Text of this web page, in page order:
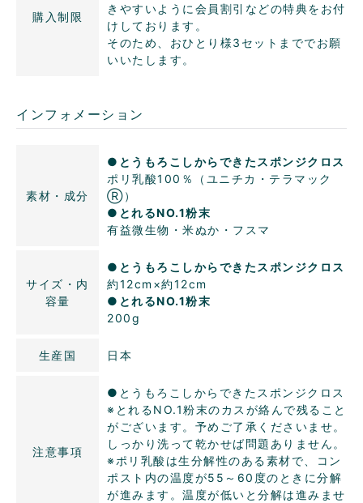
購入制限
きやすいように会員割引などの特典をお付
けしております。
そのため、おひとり様3セットまででお願
いいたします。
インフォメーション
素材・成分
●とうもろこしからできたスポンジクロス
ポリ乳酸100％（ユニチカ・テラマック
Ⓡ）
●とれるNO.1粉末
有益微生物・米ぬか・フスマ
サイズ・内
容量
●とうもろこしからできたスポンジクロス
約12cm×約12cm
●とれるNO.1粉末
200g
生産国 日本
注意事項
●とうもろこしからできたスポンジクロス
※とれるNO.1粉末のカスが絡んで残ること
がございます。予めご了承くださいませ。
しっかり洗って乾かせば問題ありません。
※ポリ乳酸は生分解性のある素材で、コン
ポスト内の温度が55～60度のときに分解
が進みます。温度が低いと分解は進みませ